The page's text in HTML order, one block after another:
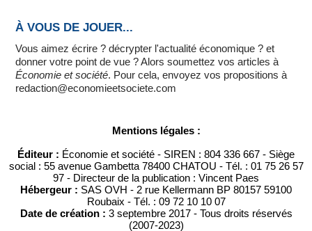
À VOUS DE JOUER...
Vous aimez écrire ? décrypter l'actualité économique ? et
donner votre point de vue ? Alors soumettez vos articles à
Économie et société. Pour cela, envoyez vos propositions à
redaction@economieetsociete.com
Mentions légales :
Éditeur : Économie et société - SIREN : 804 336 667 - Siège
social : 55 avenue Gambetta 78400 CHATOU - Tél. : 01 75 26 57
97 - Directeur de la publication : Vincent Paes
Hébergeur : SAS OVH - 2 rue Kellermann BP 80157 59100
Roubaix - Tél. : 09 72 10 10 07
Date de création : 3 septembre 2017 - Tous droits réservés
(2007-2023)